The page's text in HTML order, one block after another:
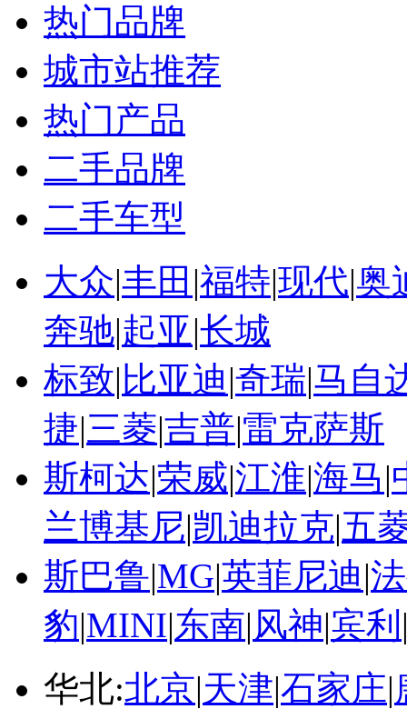
热门品牌
城市站推荐
热门产品
二手品牌
二手车型
大众|丰田 |福特|现代|奥
奔驰|起亚|长城
标致| 比亚迪|奇瑞|马自
捷|三菱|吉普|雷克萨斯
斯柯达|荣威|江淮|海马|
兰博基尼|凯迪拉克|五
斯巴鲁|MG|英菲尼迪|
豹|MINI|东南|风神|宾利
华北:北京|天津|石家庄|